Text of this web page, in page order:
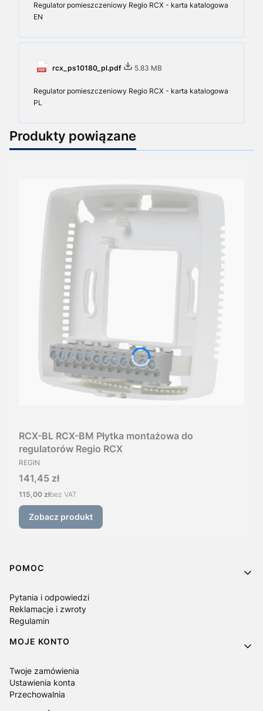
Regulator pomieszczeniowy Regio RCX - karta katalogowa
EN
rcx_ps10180_pl.pdf 5.83 MB
Regulator pomieszczeniowy Regio RCX - karta katalogowa
PL
Produkty powiązane
RCX-BL RCX-BM Płytka montażowa do
regulatorów Regio RCX
PRODUCENT
REGIN
Cena
141,45 zł
Cena
115,00 złbez VAT
Zobacz produkt
Linki w stopce
POMOC
Pytania i odpowiedzi
Reklamacje i zwroty
Regulamin
MOJE KONTO
Twoje zamówienia
Ustawienia konta
Przechowalnia